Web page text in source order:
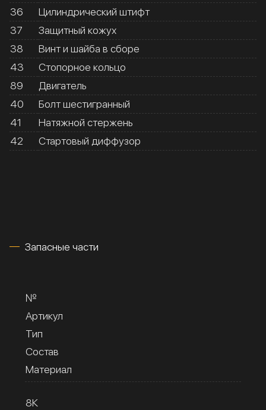
36
Цилиндрический штифт
37
Защитный кожух
38
Винт и шайба в сборе
43
Стопорное кольцо
89
Двигатель
40
Болт шестигранный
41
Натяжной стержень
42
Стартовый диффузор
Запасные части
№
Артикул
Тип
Состав
Материал
8К